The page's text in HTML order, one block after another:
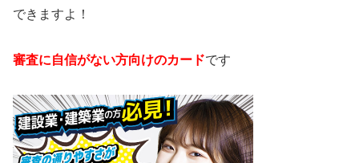
できますよ！
審査に自信がない方向けのカードです